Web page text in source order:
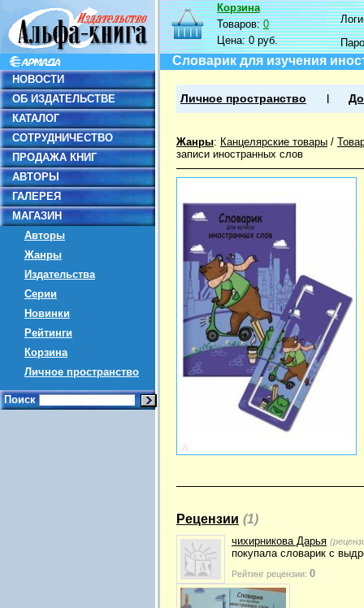
НОВОСТИ
ОБ ИЗДАТЕЛЬСТВЕ
КАТАЛОГ
СОТРУДНИЧЕСТВО
ПРОДАЖА КНИГ
АВТОРЫ
ГАЛЕРЕЯ
МАГАЗИН
Авторы
Жанры
Издательства
Серии
Новинки
Рейтинги
Корзина
Личное пространство
Поиск
Корзина
Товаров:0
Цена:0 руб.
Словарик для изучения
Личное пространство
Жанры: Канцелярские товары /
записи иностранных слов
Рецензии (1)
чихирникова Дарья
покупала словарик с
Рейтинг рецензии: 0